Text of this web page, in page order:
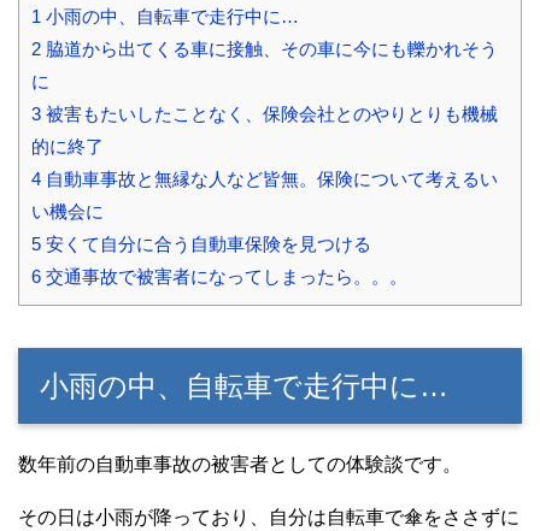
1 小雨の中、自転車で走行中に…
2 脇道から出てくる車に接触、その車に今にも轢かれそう
に
3 被害もたいしたことなく、保険会社とのやりとりも機械
的に終了
4 自動車事故と無縁な人など皆無。保険について考えるい
い機会に
5 安くて自分に合う自動車保険を見つける
6 交通事故で被害者になってしまったら。。。
小雨の中、自転車で走行中に…
数年前の自動車事故の被害者としての体験談です。
その日は小雨が降っており、自分は自転車で傘をささずに